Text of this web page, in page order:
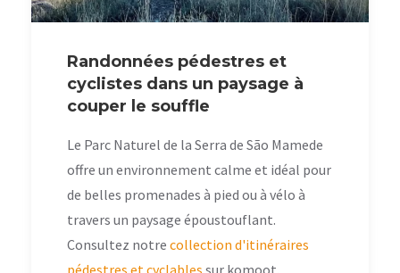
Randonnées pédestres et
cyclistes dans un paysage à
couper le souffle
Le Parc Naturel de la Serra de São Mamede
offre un environnement calme et idéal pour
de belles promenades à pied ou à vélo à
travers un paysage époustouflant.
Consultez notre collection d'itinéraires